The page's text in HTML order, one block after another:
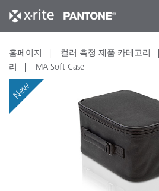
홈페이지 컬러 측정 제품 카테고리
리
MA Soft Case
New